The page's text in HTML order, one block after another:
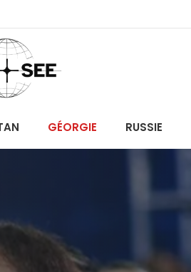
GÉORGIE RUSSIE